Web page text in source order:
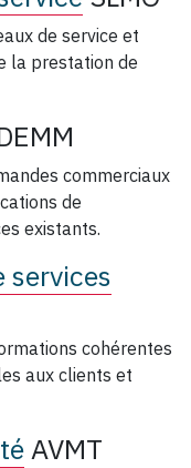
de service et
la prestation de
commerciaux
de
existants.
services
cohérentes
aux clients et
AVMT